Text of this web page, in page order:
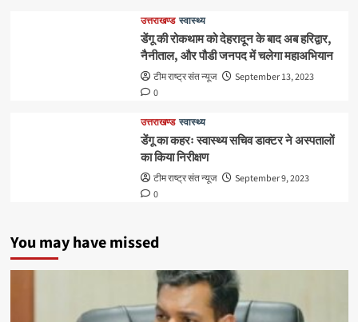
उत्तराखण्ड स्वास्थ्य
डेंगू की रोकथाम को देहरादून के बाद अब हरिद्वार,
नैनीताल, और पौडी जनपद में चलेगा महाअभियान
टीम राष्ट्र संत न्यूज
September 13, 2023
0
उत्तराखण्ड स्वास्थ्य
डेंगू का कहरः स्वास्थ्य सचिव डाक्टर ने अस्पतालों
का किया निरीक्षण
टीम राष्ट्र संत न्यूज
September 9, 2023
0
You may have missed